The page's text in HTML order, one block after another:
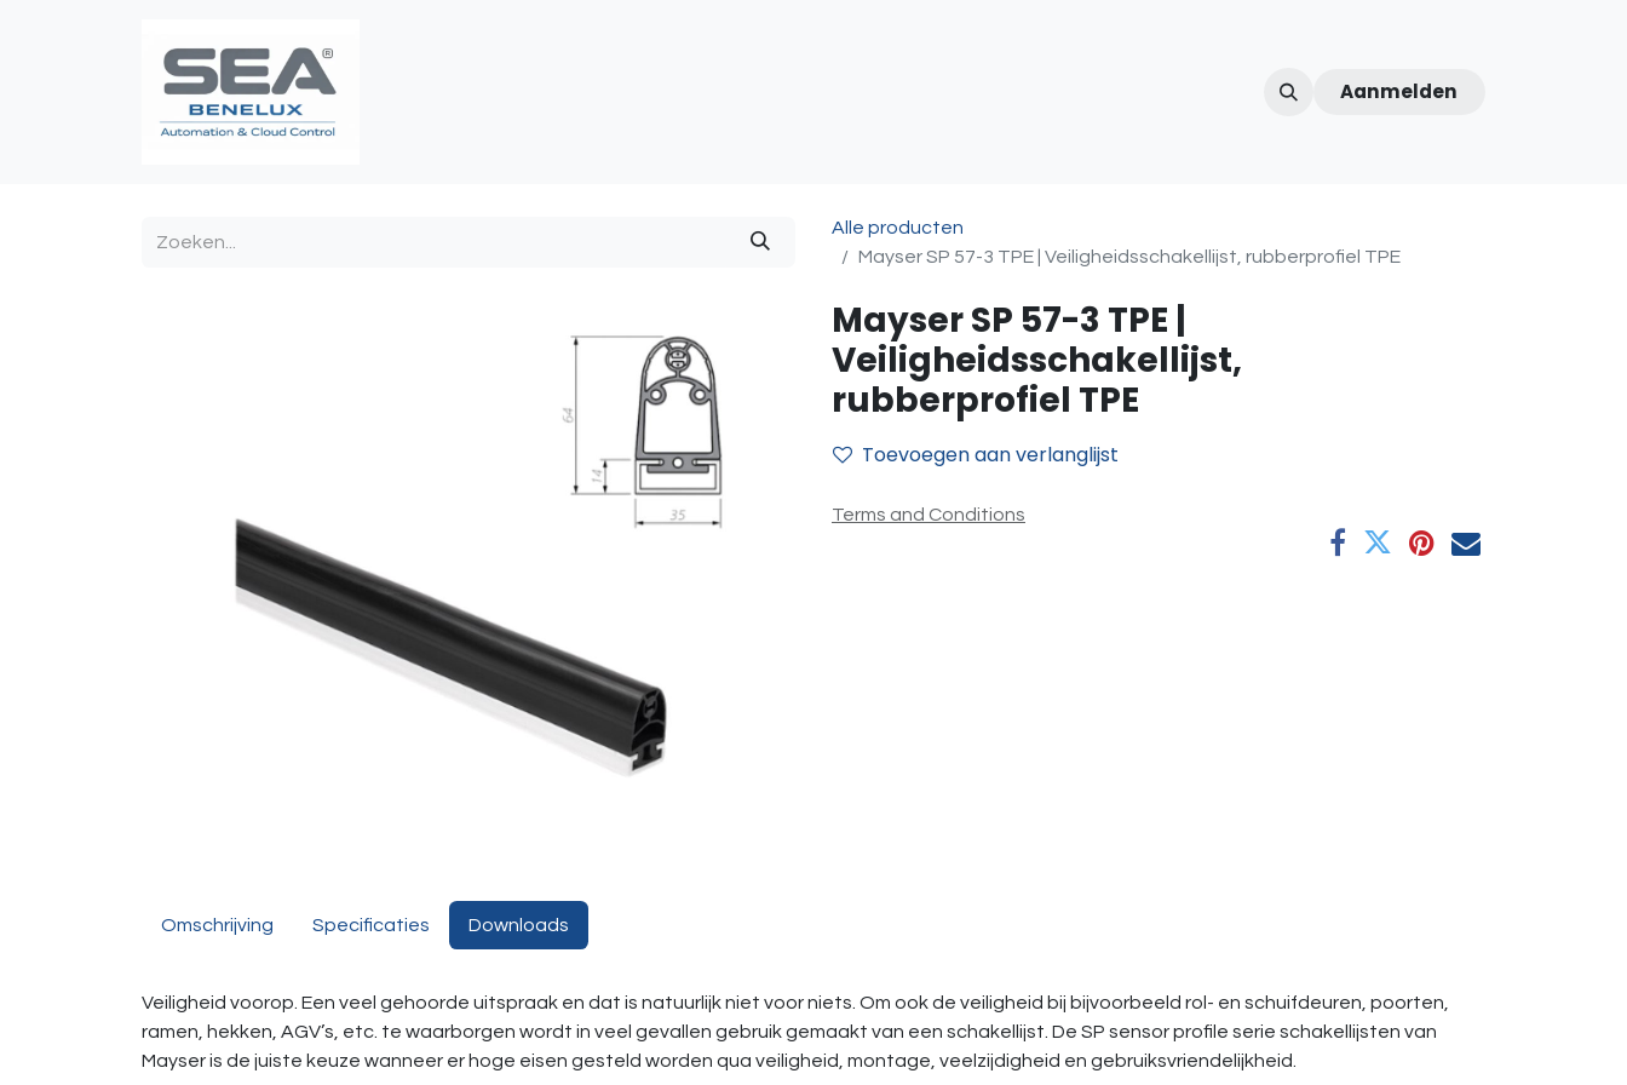
Over ons Afspraak
Aanmelden
Alle producten
Mayser SP 57-3 TPE | Veiligheidsschakellijst, rubberprofiel TPE
Mayser SP 57-3 TPE |
Veiligheidsschakellijst,
rubberprofiel TPE
Toevoegen aan verlanglijst
Terms and Conditions
Omschrijving Specificaties Downloads
Veiligheid voorop. Een veel gehoorde uitspraak en dat is natuurlijk niet voor niets. Om ook de veiligheid bij bijvoorbeeld rol- en schuifdeuren, poorten,
ramen, hekken, AGV’s, etc. te waarborgen wordt in veel gevallen gebruik gemaakt van een schakellijst. De SP sensor profile serie schakellijsten van
Mayser is de juiste keuze wanneer er hoge eisen gesteld worden qua veiligheid, montage, veelzijdigheid en gebruiksvriendelijkheid.